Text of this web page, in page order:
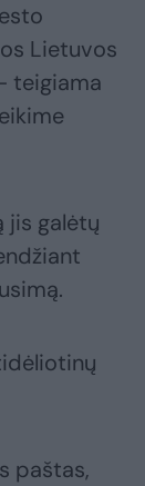
Lietuvos
teigiama
jis galėtų
paštas,